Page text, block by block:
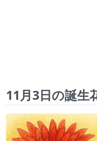
11月3日の誕生